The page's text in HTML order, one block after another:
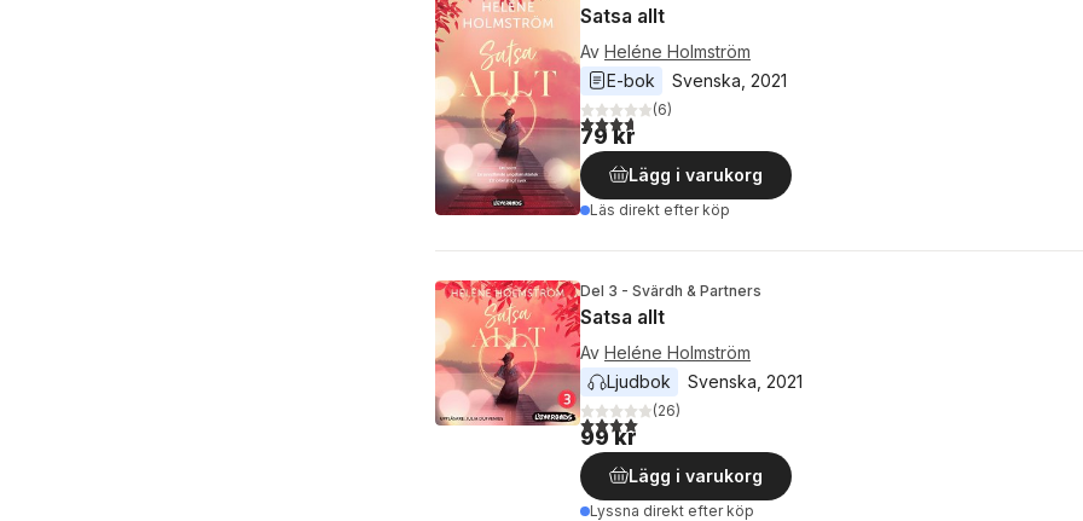
Satsa allt
Av Heléne Holmström
E-bok
Svenska 2021
3,7utav 5 stjärnor. Totalt antal röster:
(6)
79 kr
Lägg i varukorg
Läs direkt efter köp
Del 3 - Svärdh & Partners
Satsa allt
Av Heléne Holmström
Ljudbok
Svenska 2021
4,0utav 5 stjärnor. Totalt antal röster:
(26)
99 kr
Lägg i varukorg
Lyssna direkt efter köp